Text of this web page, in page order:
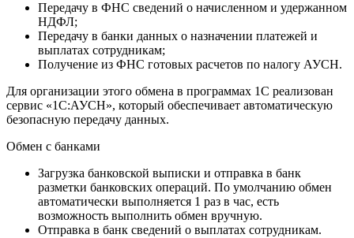
Передачу в ФНС сведений о начисленном и удержанном
НДФЛ;
Передачу в банки данных о назначении платежей и
выплатах сотрудникам;
Получение из ФНС готовых расчетов по налогу АУСН.
Для организации этого обмена в программах 1С реализован
сервис «1С:АУСН», который обеспечивает автоматическую
безопасную передачу данных.
Обмен с банками
Загрузка банковской выписки и отправка в банк
разметки банковских операций. По умолчанию обмен
автоматически выполняется 1 раз в час, есть
возможность выполнить обмен вручную.
Отправка в банк сведений о выплатах сотрудникам.